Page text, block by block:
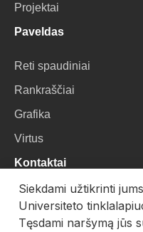
Projektai
Paveldas
Reti spaudiniai
Rankraščiai
Grafika
Virtus
Kontaktai
VU Biblioteka
Universiteto g. 3, LT-
Siekdami užtikrinti
Universiteto
Tęsdami naršymą jūs